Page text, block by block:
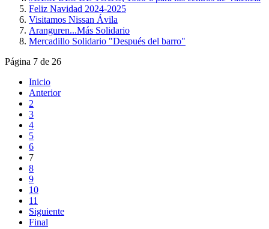
Feliz Navidad 2024-2025
Visitamos Nissan Ávila
Aranguren...Más Solidario
Mercadillo Solidario "Después del barro"
Página 7 de 26
Inicio
Anterior
2
3
4
5
6
7
8
9
10
11
Siguiente
Final